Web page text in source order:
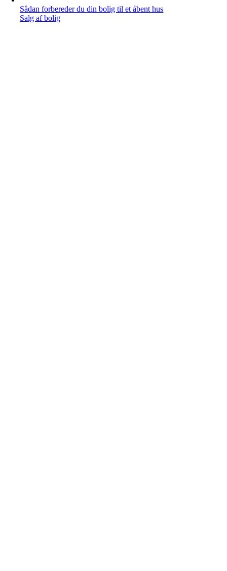
Sådan forbereder du din bolig til et åbent hus
Salg af bolig